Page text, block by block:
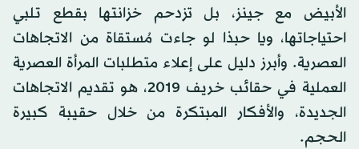
الأبيض مع جينز، بل تزدحم خزانتها بقطع تلبي
احتياجاتها، ويا حبذا لو جاءت مُستقاة من الاتجاهات
العصرية. وأبرز دليل على إعلاء متطلبات المرأة العصرية
العملية في حقائب خريف 2019، هو تقديم الاتجاهات
الجديدة، والأفكار المبتكرة من خلال حقيبة كبيرة
الحجم.